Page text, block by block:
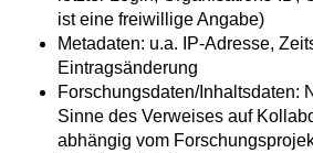
ist eine freiwillige Angabe)
Metadaten: u.a. IP-Adresse,
Eintragsänderung
Forschungsdaten/Inhaltsdaten:
Sinne des Verweises auf
abhängig vom